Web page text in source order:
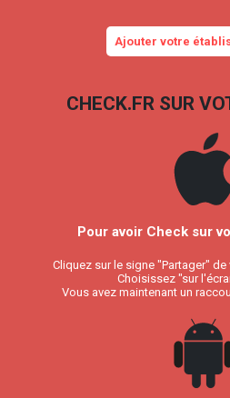
Ajouter votre
CHECK.FR SUR
Pour avoir Check sur
Cliquez sur le signe "Partager"
Choisissez "sur
Vous avez maintenant un